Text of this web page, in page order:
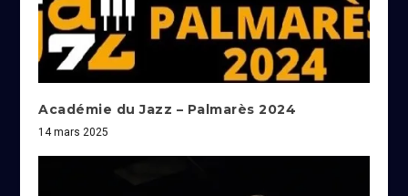
Académie du Jazz – Palmarès 2024
14 mars 2025